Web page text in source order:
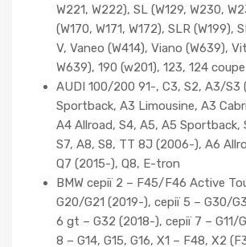
W221, W222), SL (W129, W230,
(W170, W171, W172), SLR (W199),
V, Vaneo (W414), Viano (W639),
W639), 190 (w201), 123, 124 coupe
AUDI 100/200 91-, C3, S2, A3/S3
Sportback, A3 Limousine, A3
A4 Allroad, S4, A5, A5 Sportback,
S7, A8, S8, TT 8J (2006-), A6
Q7 (2015-), Q8, E-tron
BMW серії 2 – F45/F46 Active
G20/G21 (2019-), серії 5 – G30/
6 gt – G32 (2018-), серії 7 – G11/
8 – G14, G15, G16, X1 – F48, X2